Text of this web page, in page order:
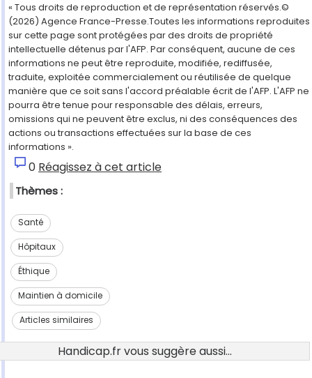
« Tous droits de reproduction et de représentation réservés.©
(2026) Agence France-Presse.Toutes les informations reproduites
sur cette page sont protégées par des droits de propriété
intellectuelle détenus par l'AFP. Par conséquent, aucune de ces
informations ne peut être reproduite, modifiée, rediffusée,
traduite, exploitée commercialement ou réutilisée de quelque
manière que ce soit sans l'accord préalable écrit de l'AFP. L'AFP ne
pourra être tenue pour responsable des délais, erreurs,
omissions qui ne peuvent être exclus, ni des conséquences des
actions ou transactions effectuées sur la base de ces
informations ».
0 Réagissez à cet article
Thèmes :
Santé
Hôpitaux
Éthique
Maintien à domicile
Articles similaires
Handicap.fr vous suggère aussi...